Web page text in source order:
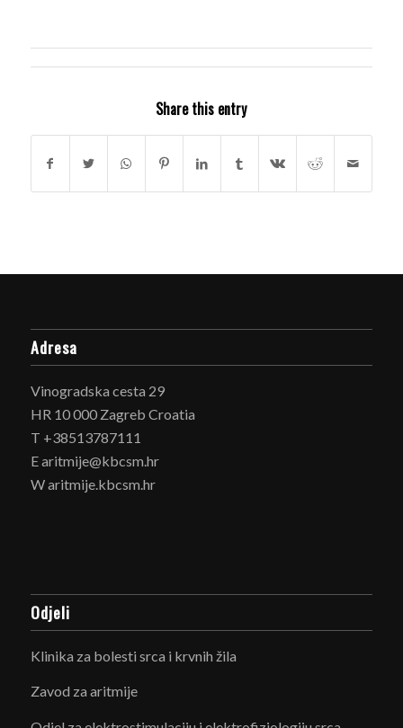
Share this entry
Adresa
Vinogradska cesta 29
HR 10 000 Zagreb Croatia
T +38513787111
E aritmije@kbcsm.hr
W aritmije.kbcsm.hr
Odjeli
Klinika za bolesti srca i krvnih žila
Zavod za aritmije